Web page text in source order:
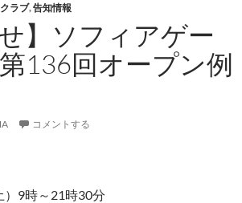
ラブ,告知情報
】ソフィアゲー
136回オープン例
コメントする
9時～21時30分